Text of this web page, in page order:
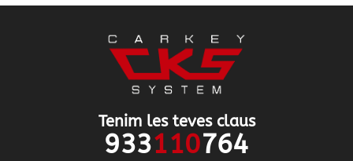
Tenim les teves claus
933110764